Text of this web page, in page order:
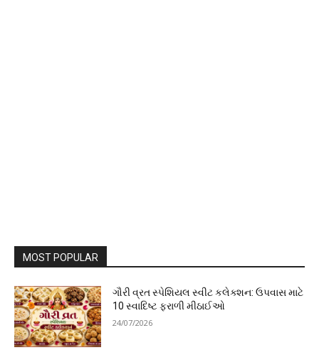
MOST POPULAR
ગૌરી વ્રત સ્પેશિયલ સ્વીટ કલેક્શન: ઉપવાસ માટે
10 સ્વાદિષ્ટ ફરાળી મીઠાઈઓ
24/07/2026